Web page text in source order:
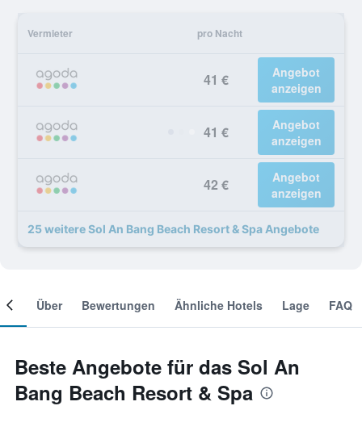
Vermieter pro Nacht
41 €
Angebot
anzeigen
41 €
Angebot
anzeigen
42 €
Angebot
anzeigen
25 weitere Sol An Bang Beach Resort & Spa Angebote
Über Bewertungen Ähnliche Hotels Lage FAQ
Beste Angebote für das Sol An
Bang Beach Resort & Spa